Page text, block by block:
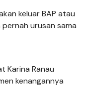
keluar BAP atau
urusan sama
Karina Ranau
kenangannya